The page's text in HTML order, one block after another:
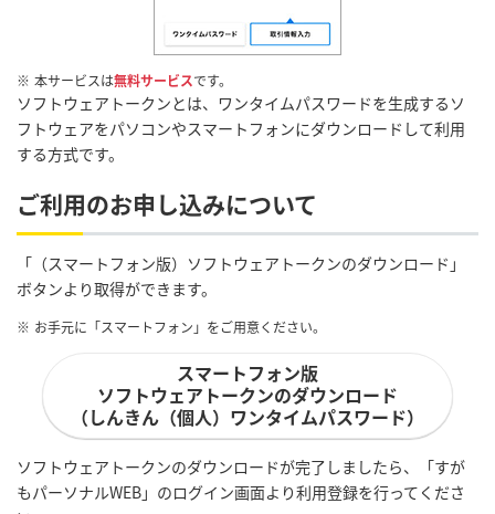
※ 本サービスは無料サービスです。
ソフトウェアトークンとは、ワンタイムパスワードを生成するソ
フトウェアをパソコンやスマートフォンにダウンロードして利用
する方式です。
ご利用のお申し込みについて
「（スマートフォン版）ソフトウェアトークンのダウンロード」
ボタンより取得ができます。
※ お手元に「スマートフォン」をご用意ください。
スマートフォン版
ソフトウェアトークンのダウンロード
（しんきん（個人）ワンタイムパスワード）
ソフトウェアトークンのダウンロードが完了しましたら、「すが
もパーソナルWEB」のログイン画面より利用登録を行ってくださ